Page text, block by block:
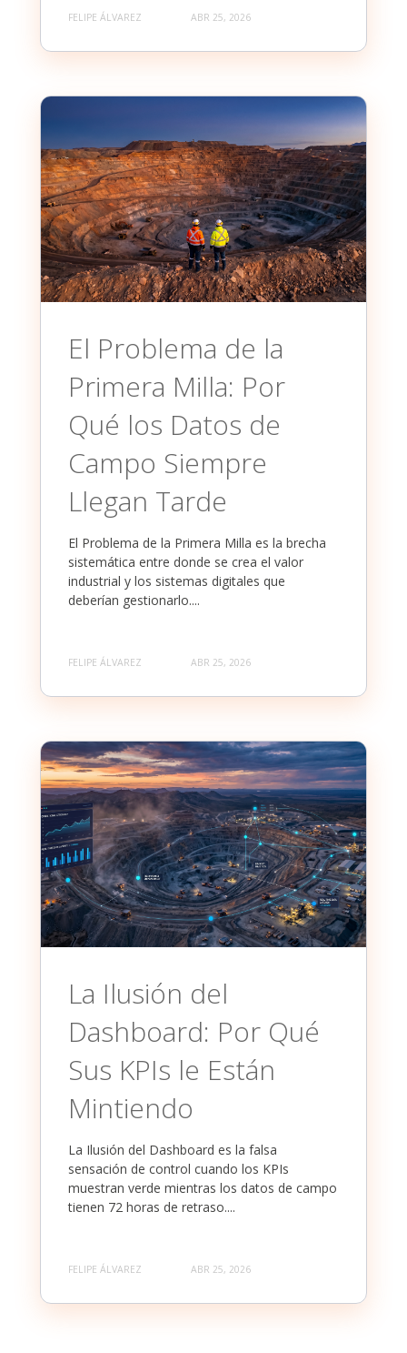
FELIPE ÁLVAREZ ABR 25, 2026
El Problema de la
Primera Milla: Por
Qué los Datos de
Campo Siempre
Llegan Tarde
El Problema de la Primera Milla es la brecha
sistemática entre donde se crea el valor
industrial y los sistemas digitales que
deberían gestionarlo....
FELIPE ÁLVAREZ ABR 25, 2026
La Ilusión del
Dashboard: Por Qué
Sus KPIs le Están
Mintiendo
La Ilusión del Dashboard es la falsa
sensación de control cuando los KPIs
muestran verde mientras los datos de campo
tienen 72 horas de retraso....
FELIPE ÁLVAREZ ABR 25, 2026